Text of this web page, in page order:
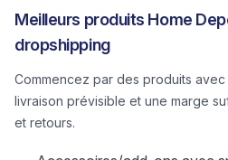
Meilleurs produits Home
dropshipping
Commencez par des produits
livraison prévisible et une marge
et retours.